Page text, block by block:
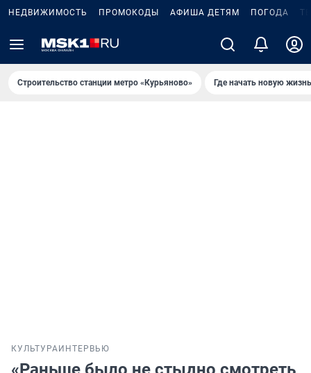
НЕДВИЖИМОСТЬ ПРОМОКОДЫ АФИША ДЕТЯМ ПОГОДА
Строительство станции метро «Курьяново» Где начать новую
КУЛЬТУРА ИНТЕРВЬЮ